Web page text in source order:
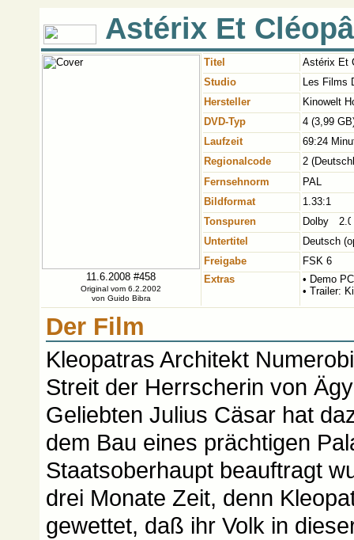
Astérix Et
11.6.2008 #458
Original vom 6.2.2002
von Guido Bibra
Titel
Astérix Et
Studio
Les Films
Hersteller
Kinowelt
DVD-Typ
4 (3,99
Laufzeit
69:24
Regionalcode
2
Fernsehnorm
PAL
Bildformat
1.33:1
Tonspuren
Untertitel
Deutsch
Freigabe
FSK 6
Extras
• Demo
• Trailer:
Der Film
Kleopatras Architekt
Streit der Herrscherin von
Geliebten Julius Cäsar hat
dem Bau eines prächtigen
Staatsoberhaupt beauftragt
drei Monate Zeit, denn
gewettet, daß ihr Volk in